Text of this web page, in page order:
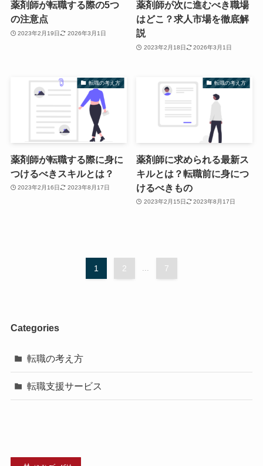
薬剤師が転職する際の5つ
の注意点
2023年2月19日 2026年3月1日
薬剤師が次に進むべき職場
はどこ？求人市場を徹底解
説
2023年2月18日 2026年3月1日
転職の考え方
薬剤師が転職する際に身に
つけるべきスキルとは？
2023年2月16日 2023年8月17日
転職の考え方
薬剤師に求められる最新ス
キルとは？転職前に身につ
けるべきもの
2023年2月15日 2023年8月17日
1 2 ... 7
Categories
転職の考え方
転職支援サービス